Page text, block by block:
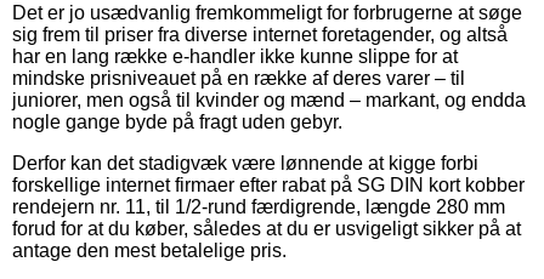
Det er jo usædvanlig fremkommeligt for forbrugerne at søge
sig frem til priser fra diverse internet foretagender, og altså
har en lang række e-handler ikke kunne slippe for at
mindske prisniveauet på en række af deres varer – til
juniorer, men også til kvinder og mænd – markant, og endda
nogle gange byde på fragt uden gebyr.
Derfor kan det stadigvæk være lønnende at kigge forbi
forskellige internet firmaer efter rabat på SG DIN kort kobber
rendejern nr. 11, til 1/2-rund færdigrende, længde 280 mm
forud for at du køber, således at du er usvigeligt sikker på at
antage den mest betalelige pris.